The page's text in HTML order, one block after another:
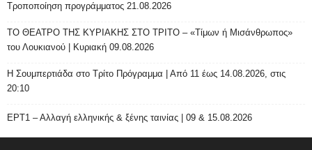
Τροποποίηση προγράμματος 21.08.2026
ΤΟ ΘΕΑΤΡΟ ΤΗΣ ΚΥΡΙΑΚΗΣ ΣΤΟ ΤΡΙΤΟ – «Τίμων ή Μισάνθρωπος»
του Λουκιανού | Κυριακή 09.08.2026
H Σουμπερτιάδα στο Τρίτο Πρόγραμμα | Από 11 έως 14.08.2026, στις
20:10
ΕΡΤ1 – Αλλαγή ελληνικής & ξένης ταινίας | 09 & 15.08.2026